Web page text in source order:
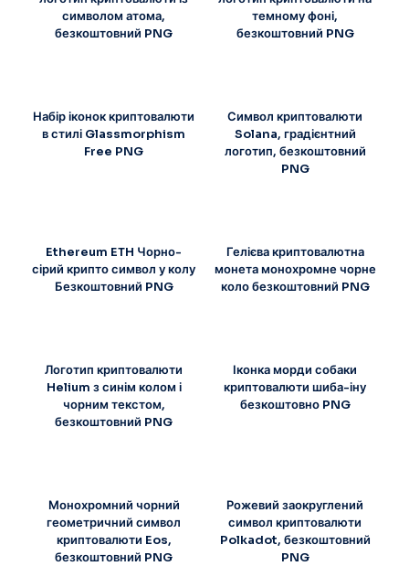
символом атома,
безкоштовний PNG
темному фоні,
безкоштовний PNG
Набір іконок криптовалюти
в стилі Glassmorphism
Free PNG
Символ криптовалюти
Solana, градієнтний
логотип, безкоштовний
PNG
Ethereum ETH Чорно-
сірий крипто символ у колу
Безкоштовний PNG
Гелієва криптовалютна
монета монохромне чорне
коло безкоштовний PNG
Логотип криптовалюти
Helium з синім колом і
чорним текстом,
безкоштовний PNG
Іконка морди собаки
криптовалюти шиба-іну
безкоштовно PNG
Монохромний чорний
геометричний символ
криптовалюти Eos,
безкоштовний PNG
Рожевий заокруглений
символ криптовалюти
Polkadot, безкоштовний
PNG